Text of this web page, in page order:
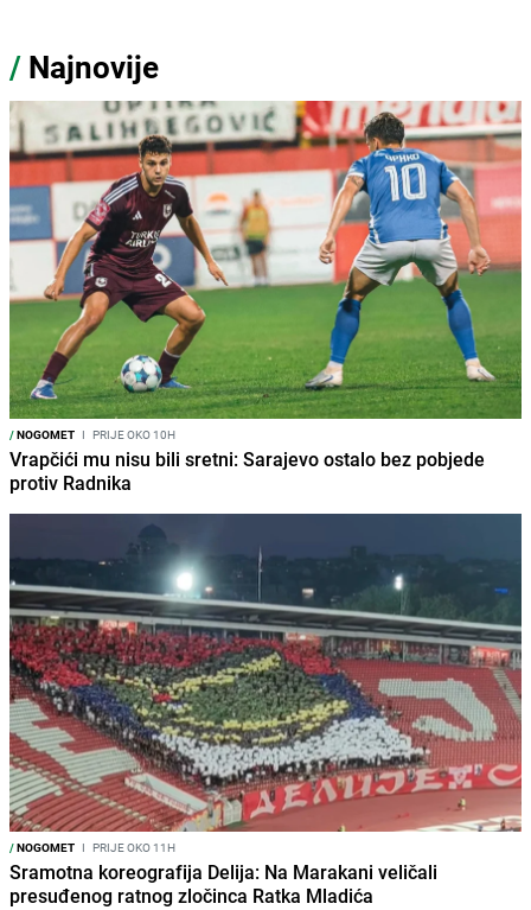
/ Najnovije
/NOGOMET I PRIJE OKO 10H
Vrapčići mu nisu bili sretni: Sarajevo ostalo bez pobjede
protiv Radnika
/NOGOMET I PRIJE OKO 11H
Sramotna koreografija Delija: Na Marakani veličali
presuđenog ratnog zločinca Ratka Mladića